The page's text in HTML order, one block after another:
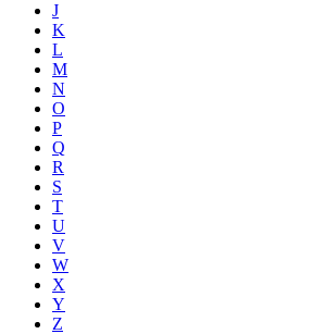
J
K
L
M
N
O
P
Q
R
S
T
U
V
W
X
Y
Z